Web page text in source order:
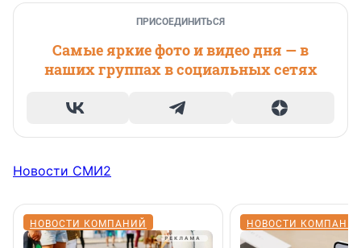
ПРИСОЕДИНИТЬСЯ
Самые яркие фото и видео дня — в
наших группах в социальных сетях
Новости СМИ2
НОВОСТИ КОМПАНИЙ НОВОСТИ